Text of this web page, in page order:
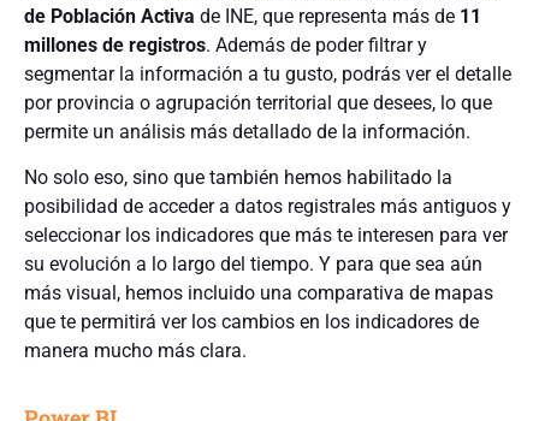
de Población Activa de INE, que representa más de 11
millones de registros. Además de poder filtrar y
segmentar la información a tu gusto, podrás ver el detalle
por provincia o agrupación territorial que desees, lo que
permite un análisis más detallado de la información.
No solo eso, sino que también hemos habilitado la
posibilidad de acceder a datos registrales más antiguos y
seleccionar los indicadores que más te interesen para ver
su evolución a lo largo del tiempo. Y para que sea aún
más visual, hemos incluido una comparativa de mapas
que te permitirá ver los cambios en los indicadores de
manera mucho más clara.